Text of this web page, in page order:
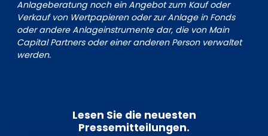
Anlageberatung noch ein Angebot zum Kauf oder
Verkauf von Wertpapieren oder zur Anlage in Fonds
oder andere Anlageinstrumente dar, die von Main
Capital Partners oder einer anderen Person verwaltet
werden.
Lesen Sie die neuesten
Pressemitteilungen.